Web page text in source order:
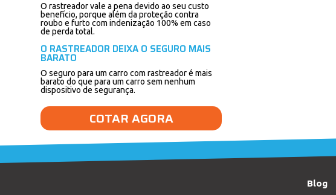
O rastreador vale a pena devido ao seu custo
benefício, porque além da proteção contra
roubo e furto com indenização 100% em caso
de perda total.
O RASTREADOR DEIXA O SEGURO MAIS
BARATO
O seguro para um carro com rastreador é mais
barato do que para um carro sem nenhum
dispositivo de segurança.
COTAR AGORA
Blog